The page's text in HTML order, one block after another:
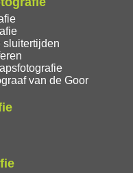
sluitertijden
van de Goor